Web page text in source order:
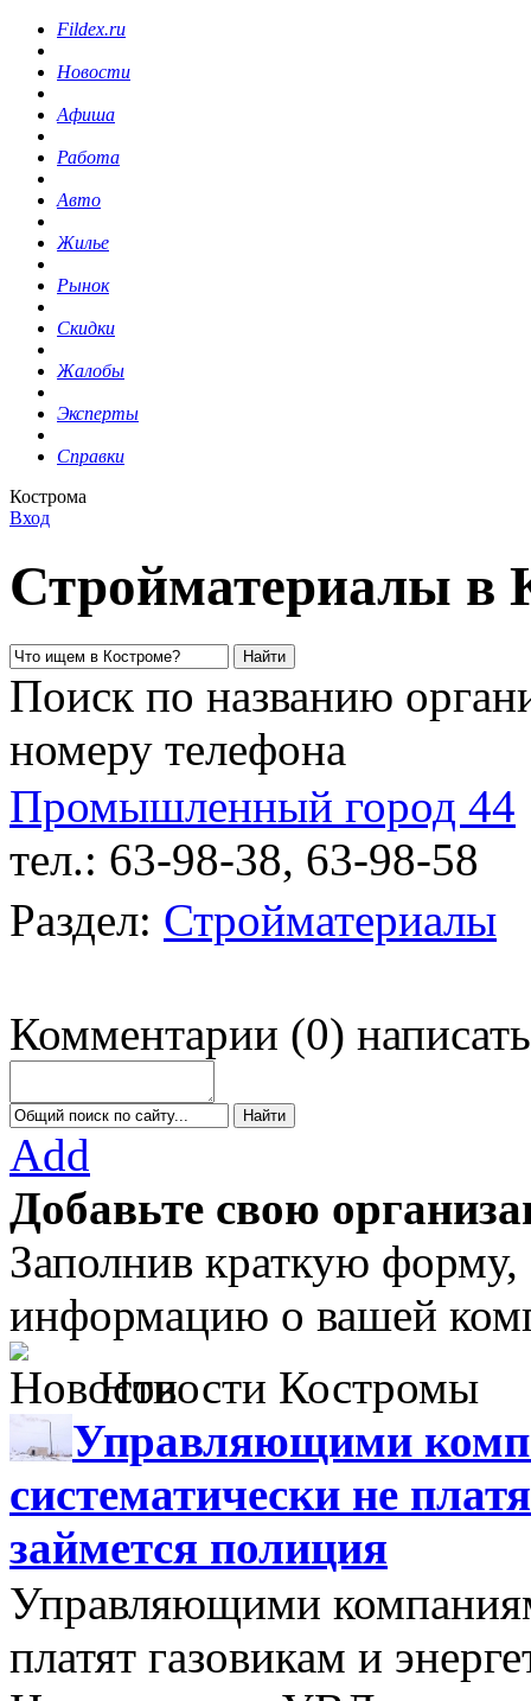
Fildex.ru
Новости
Афиша
Работа
Авто
Жилье
Рынок
Скидки
Жалобы
Эксперты
Справки
Кострома
Вход
Стройматериалы в
Поиск по названию
номеру телефона
Промышленный город 44
тел.: 63-98-38, 63-98-58
Раздел: Стройматериалы
Комментарии (0) написать
Add
Добавьте свою
Заполнив краткую
информацию о вашей
Новости Костромы
Управляющими
систематически не
займется полиция
Управляющими
платят газовикам и